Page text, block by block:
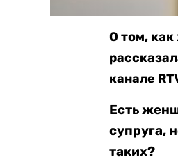
О том,
канале
Есть
супруга,
таких?